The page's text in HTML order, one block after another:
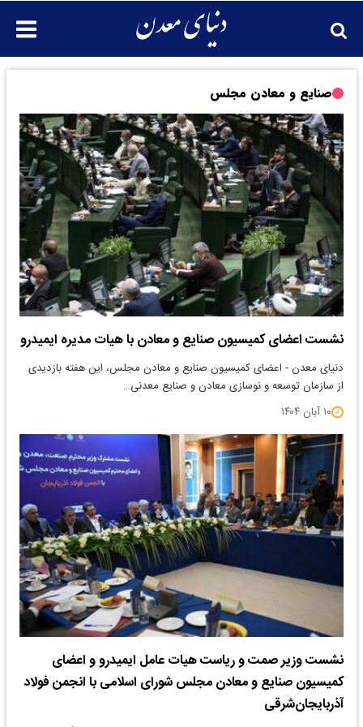
صنایع و معادن مجلس
نشست اعضای کمیسیون صنایع و معادن با هیات مدیره ایمیدرو
دنیای معدن - اعضای کمیسیون صنایع و معادن مجلس، این هفته بازدیدی
از سازمان توسعه و نوسازی معادن و صنایع معدنی…
۱۰ آبان ۱۴۰۴
نشست وزیر صمت و ریاست هیات عامل ایمیدرو و اعضای
کمیسیون صنایع و معادن مجلس شورای اسلامی با انجمن فولاد
آذربایجان‌شرقی